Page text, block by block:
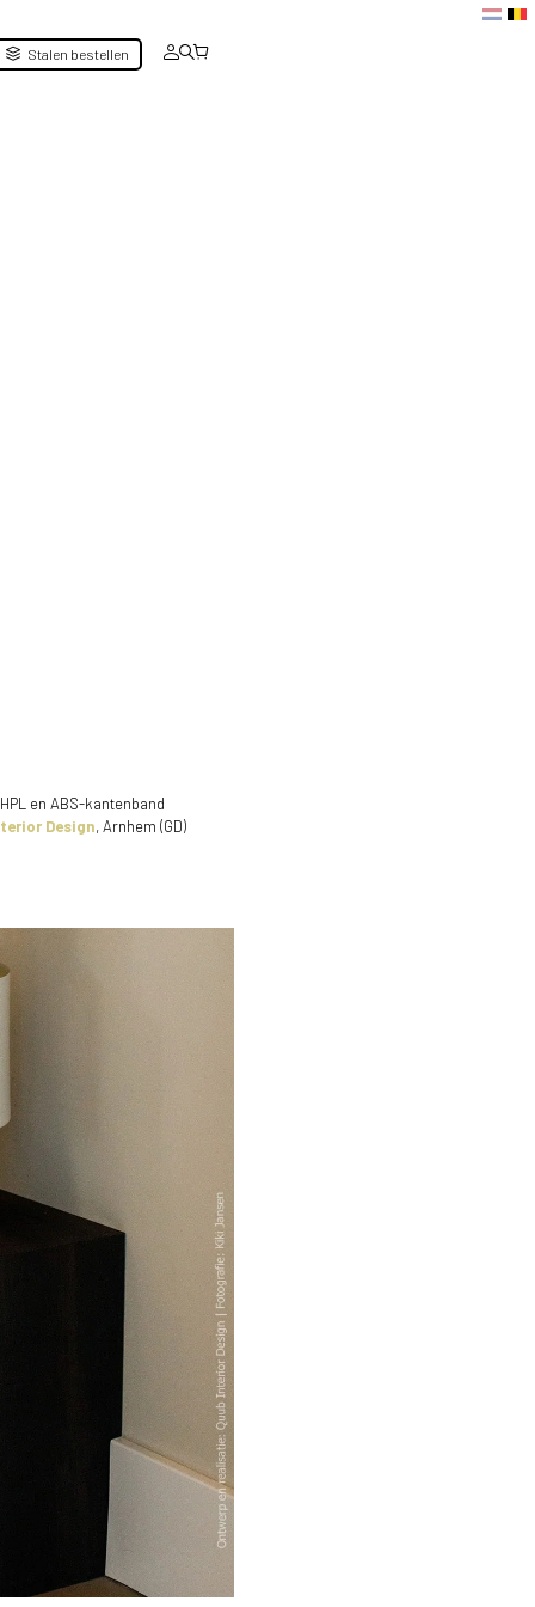
Stalen bestellen
en ABS-kantenband
Design, Arnhem (GD)